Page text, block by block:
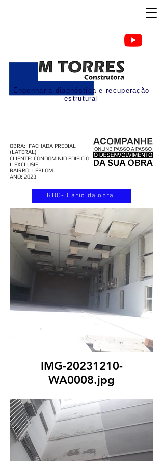
Engenharia diagnóstica e recuperação
estrutural
OBRA: FACHADA PREDIAL
(LATERAL)
CLIENTE: CONDOMINIO EDIFICIO
L EXCLUSIF
BAIRRO: LEBLOM
ANO: 2023
RDO-Diário da obra
IMG-20231210-
WA0008.jpg